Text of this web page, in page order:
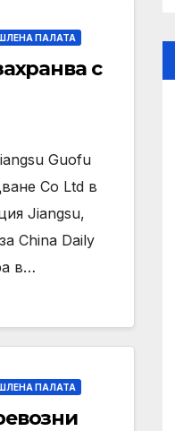
ПАЛАТА
с
Guofu
Co Ltd в
Jiangsu,
China Daily
в…
ПАЛАТА